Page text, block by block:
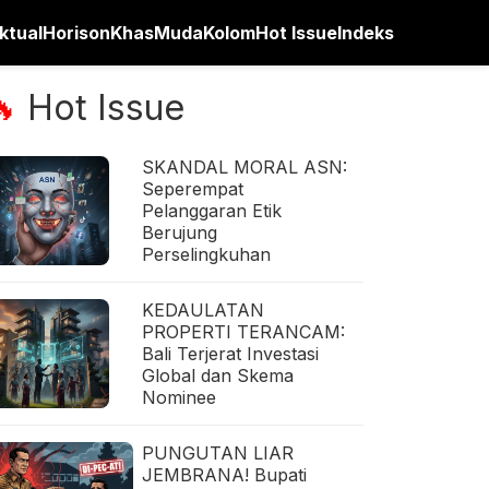
HorisonKhasMudaKolomHot IssueIndeks
Hot Issue
SKANDAL MORAL ASN:
Seperempat
Pelanggaran Etik
Berujung
Perselingkuhan
KEDAULATAN
PROPERTI TERANCAM:
Bali Terjerat Investasi
Global dan Skema
Nominee
PUNGUTAN LIAR
JEMBRANA! Bupati